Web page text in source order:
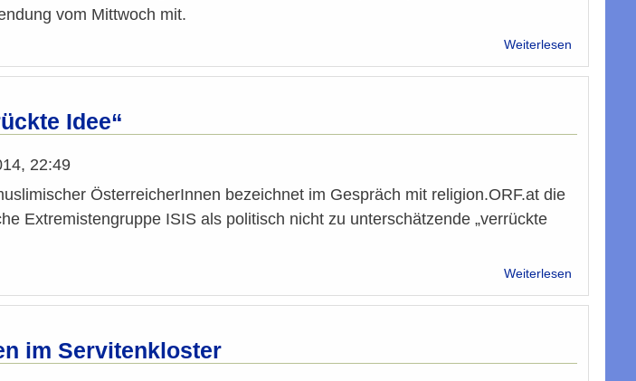
vom Mittwoch mit.
Weiterlesen
Appel
Terror
Idee“
22:49
ÖsterreicherInnen bezeichnet im Gespräch mit religion.ORF.at die
Extremistengruppe ISIS als politisch nicht zu unterschätzende „verrückte
Weiterlesen
ISIS-
Idee“
im Servitenkloster